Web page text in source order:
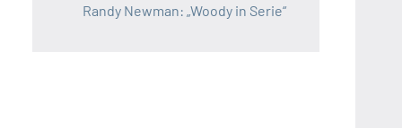
Randy Newman: „Woody in Serie“